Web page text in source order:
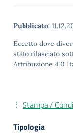
Pubblicato:
Eccetto dove
stato rilasciato
Attribuzione 4.0
Stampa /
Tipologia